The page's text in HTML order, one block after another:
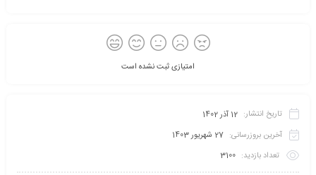
امتیازی ثبت نشده است
تاریخ انتشار: 12 آذر 1402
آخرین بروزرسانی: 27 شهریور 1403
تعداد بازدید: 3100